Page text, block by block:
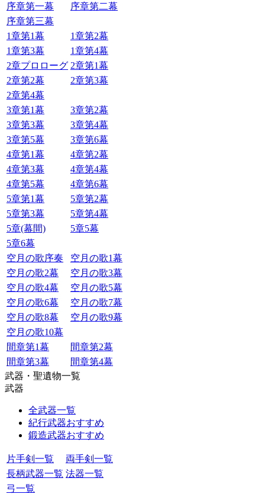
序章第一幕
序章第二幕
序章第三幕
1章第1幕
1章第2幕
1章第3幕
1章第4幕
2章プロローグ 2章第1幕
2章第2幕
2章第3幕
2章第4幕
3章第1幕
3章第2幕
3章第3幕
3章第4幕
3章第5幕
3章第6幕
4章第1幕
4章第2幕
4章第3幕
4章第4幕
4章第5幕
4章第6幕
5章第1幕
5章第2幕
5章第3幕
5章第4幕
5章(幕間)
5章5幕
5章6幕
空月の歌序奏
空月の歌1幕
空月の歌2幕
空月の歌3幕
空月の歌4幕
空月の歌5幕
空月の歌6幕
空月の歌7幕
空月の歌8幕
空月の歌9幕
空月の歌10幕
間章第1幕
間章第2幕
間章第3幕
間章第4幕
武器・聖遺物一覧
武器
全武器一覧
紀行武器おすすめ
鍛造武器おすすめ
片手剣一覧
両手剣一覧
長柄武器一覧 法器一覧
弓一覧